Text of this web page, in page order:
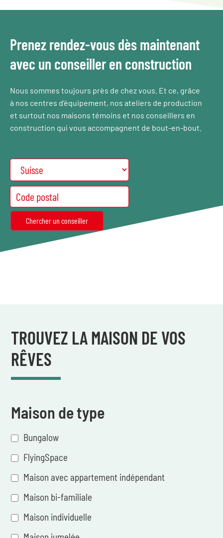
Prenez rendez-vous dès maintenant
avec un conseiller en construction
Nous sommes toujours près de chez vous. Et ce, grâce
à nos centres d’équipement, nos ateliers de production
et surtout nos maisons témoins et nos conseillers en
construction qui vous accompagnent de bout-en-bout.
TROUVEZ LA MAISON DE VOS
RÊVES
Maison de type
Bungalow
FlyingSpace
Maison avec appartement indépendant
Maison bi-familiale
Maison individuelle